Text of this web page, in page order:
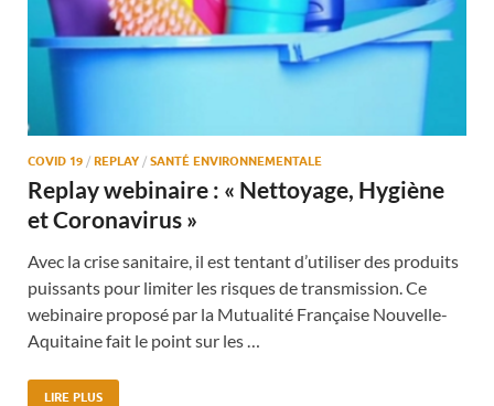
COVID 19 / REPLAY / SANTÉ ENVIRONNEMENTALE
Replay webinaire : « Nettoyage, Hygiène
et Coronavirus »
Avec la crise sanitaire, il est tentant d’utiliser des produits
puissants pour limiter les risques de transmission. Ce
webinaire proposé par la Mutualité Française Nouvelle-
Aquitaine fait le point sur les …
LIRE PLUS